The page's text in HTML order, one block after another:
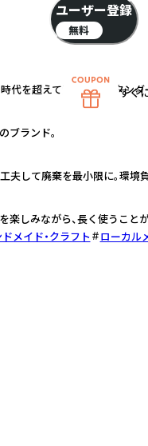
代を超えて愛されるスタン
ブランド。
夫して廃棄を最小限に。環境
しみながら、長く使うことが
メイド・クラフト
ローカル
ユーザー登録
無料
すぐ